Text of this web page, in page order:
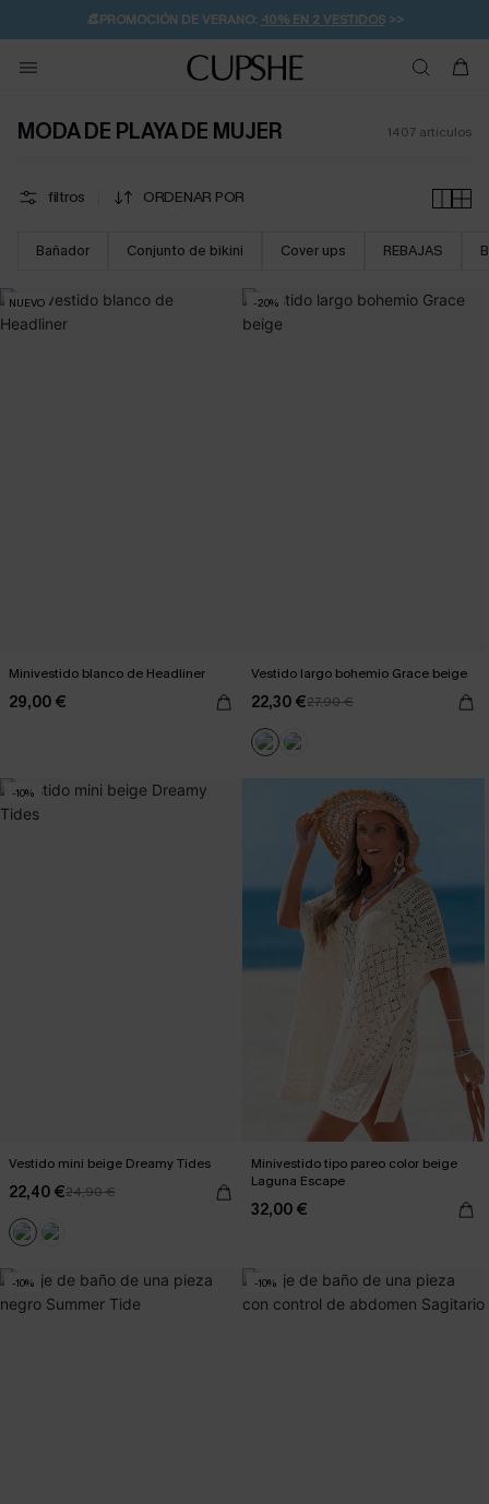
👒PROMOCIÓN DE VERANO: -10% EN 2 VESTIDOS>>
💌¡SUSCRIBIRSE & GANAR -10% EXTRA!
🚚ENVÍO GRATUITO A PARTIR DE 49 € >>
MODA DE PLAYA DE MUJER 1407 artículos
filtros ORDENAR POR
Bañador Conjunto de bikini Cover ups REBAJAS
NUEVO
Minivestido blanco de Headliner
29,00 €
-20%
Vestido largo bohemio Grace beige
22,30 €27,90 €
-10%
Vestido mini beige Dreamy Tides
22,40 €24,90 €
Minivestido tipo pareo color beige
Laguna Escape
32,00 €
-10% -10%